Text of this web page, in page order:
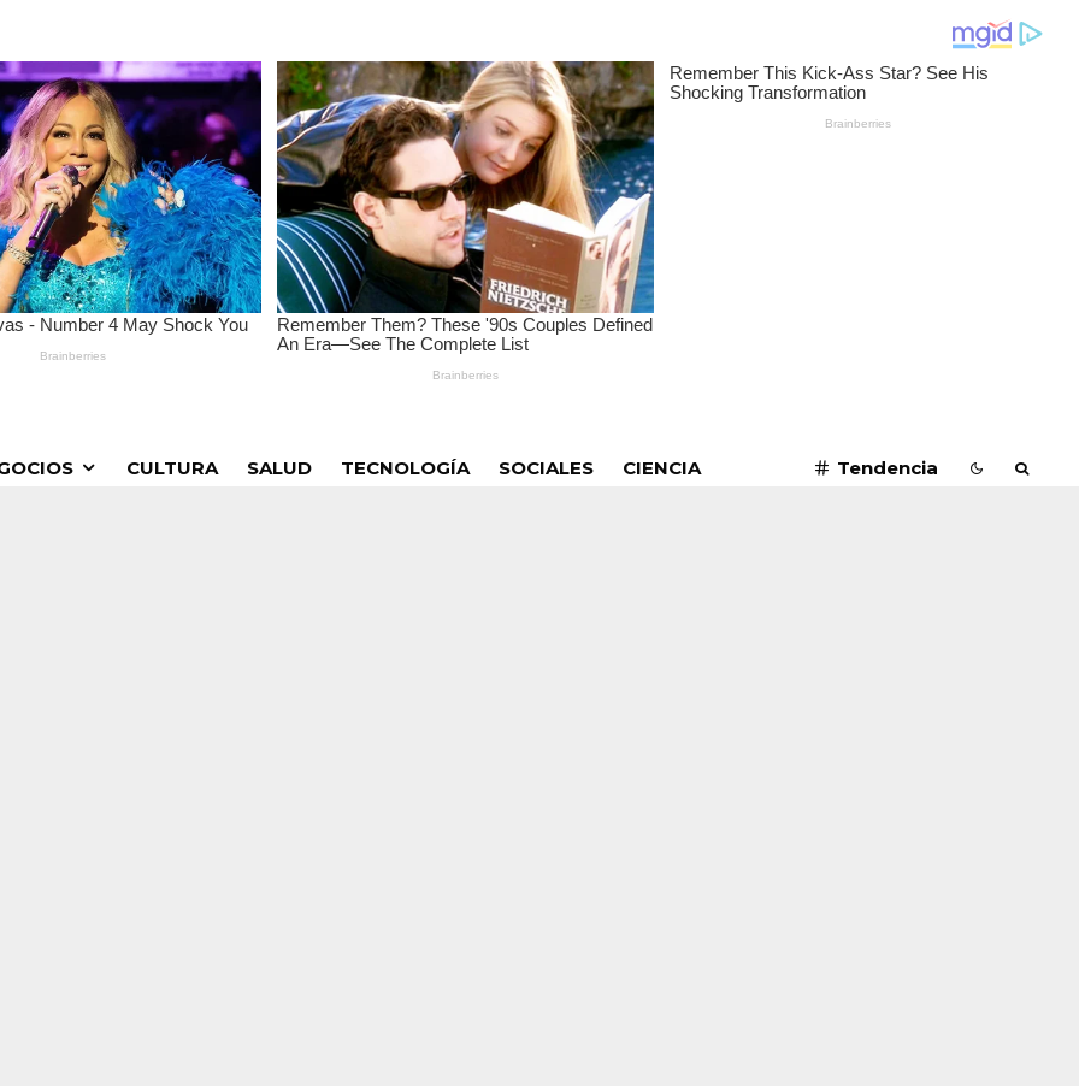
CULTURA SALUD TECNOLOGÍA SOCIALES CIENCIA Tendencia